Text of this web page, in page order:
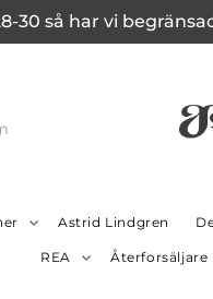
30 så har vi
Astrid Lindgren
REA Återforsäljare